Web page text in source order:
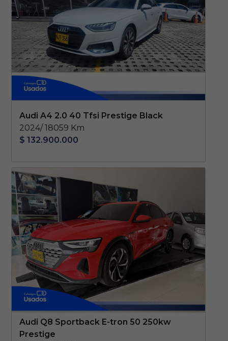
Audi A4 2.0 40 Tfsi Prestige Black
2024/ 18059 Km
$ 132.900.000
Audi Q8 Sportback E-tron 50 250kw
Prestige